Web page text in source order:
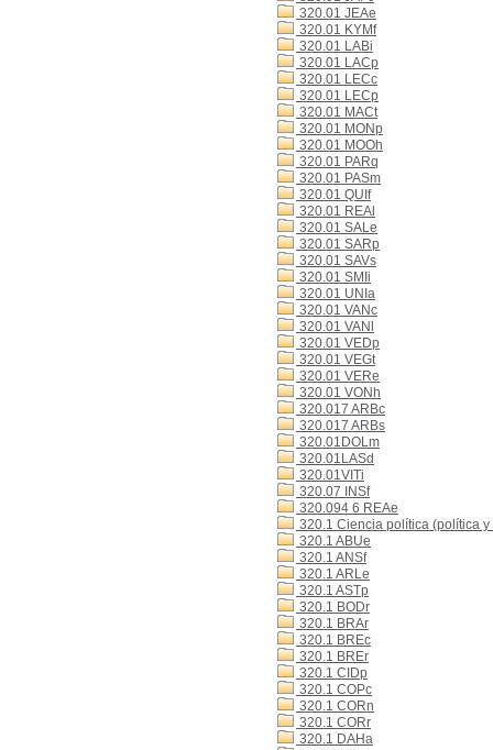
320.01 JEAe
320.01 KYMf
320.01 LABi
320.01 LACp
320.01 LECc
320.01 LECp
320.01 MACt
320.01 MONp
320.01 MOOh
320.01 PARq
320.01 PASm
320.01 QUIf
320.01 REAl
320.01 SALe
320.01 SARp
320.01 SAVs
320.01 SMIi
320.01 UNIa
320.01 VANc
320.01 VANl
320.01 VEDp
320.01 VEGt
320.01 VERe
320.01 VONh
320.017 ARBc
320.017 ARBs
320.01DOLm
320.01LASd
320.01VITi
320.07 INSf
320.094 6 REAe
320.1 Ciencia política (política
320.1 ABUe
320.1 ANSf
320.1 ARLe
320.1 ASTp
320.1 BODr
320.1 BRAr
320.1 BREc
320.1 BREr
320.1 CIDp
320.1 COPc
320.1 CORn
320.1 CORr
320.1 DAHa